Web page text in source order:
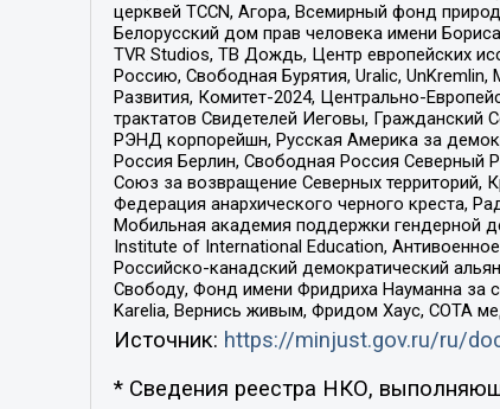
церквей TCCN, Агора, Всемирный фонд
Белорусский дом прав человека имени
TVR Studios, ТВ Дождь, Центр европейских
Россию, Свободная Бурятия, Uralic,
Развития, Комитет-2024, Центрально-
трактатов Свидетелей Иеговы, Гражданский
РЭНД корпорейшн, Русская Америка за
Россия Берлин, Свободная Россия Северный
Союз за возвращение Северных территорий,
Федерация анархического черного креста,
Мобильная академия поддержки гендерной
Institute of International Education,
Российско-канадский демократический
Свободу, Фонд имени Фридриха Науманна за
Karelia, Вернись живым, Фридом Хаус, СОТА
Источник: https://minjust.gov.ru/ru/
* Сведения реестра НКО,